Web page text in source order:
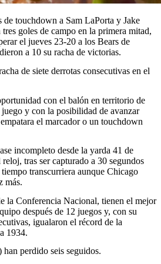
de touchdown a Sam LaPorta y Jake
goles de campo en la primera mitad,
el jueves 23-20 a los Bears de
a 10 su racha de victorias.
de siete derrotas consecutivas en el
con el balón en territorio de
y con la posibilidad de avanzar
el marcador o un touchdown
incompleto desde la yarda 41 de
tras ser capturado a 30 segundos
transcurriera aunque Chicago
más.
la Conferencia Nacional, tienen el mejor
después de 12 juegos y, con su
igualaron el récord de la
1934.
perdido seis seguidos.